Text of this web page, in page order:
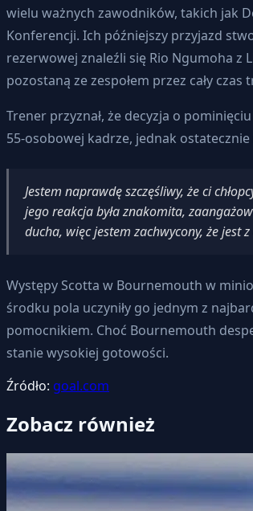
wielu ważnych zawodników, takich jak
Konferencji. Ich późniejszy przyjazd
rezerwowej znaleźli się Rio Ngumoha z
pozostaną ze zespołem przez cały
Trener przyznał, że decyzja o
55-osobowej kadrze, jednak
Jestem naprawdę szczęśliwy, że ci
jego reakcja była znakomita,
ducha, więc jestem zachwycony, że jest
Występy Scotta w Bournemouth w
środku pola uczyniły go jednym z
pomocnikiem. Choć Bournemouth
stanie wysokiej gotowości.
Źródło: goal.com
Zobacz również